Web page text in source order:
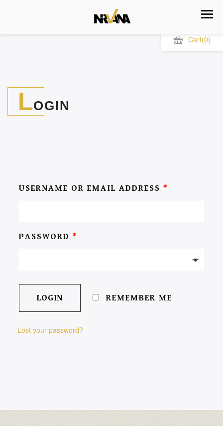
Cart(0)
LOGIN
USERNAME OR EMAIL ADDRESS *
PASSWORD *
REMEMBER ME
Lost your password?